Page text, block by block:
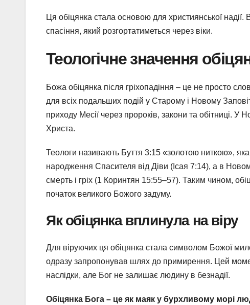
Ця обіцянка стала основою для християнської
спасіння, який розгортатиметься через віки.
Теологічне значення
Божа обіцянка після гріхопадіння – це не просто
для всіх подальших подій у Старому і Новому
приходу Месії через пророків, закони та обітниці. У
Христа.
Теологи називають Буття 3:15 «золотою ниткою»,
народження Спасителя від Діви (Ісая 7:14), а в
смерть і гріх (1 Коринтян 15:55–57). Таким чином,
початок великого Божого задуму.
Як обіцянка вплинула на віру
Для віруючих ця обіцянка стала символом Божої
одразу запропонував шлях до примирення. Цей
наслідки, але Бог не залишає людину в безнадії.
Обіцянка Бога – це як маяк у бурхливому морі